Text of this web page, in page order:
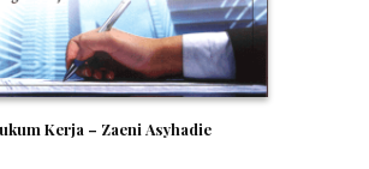
Kerja – Zaeni Asyhadie